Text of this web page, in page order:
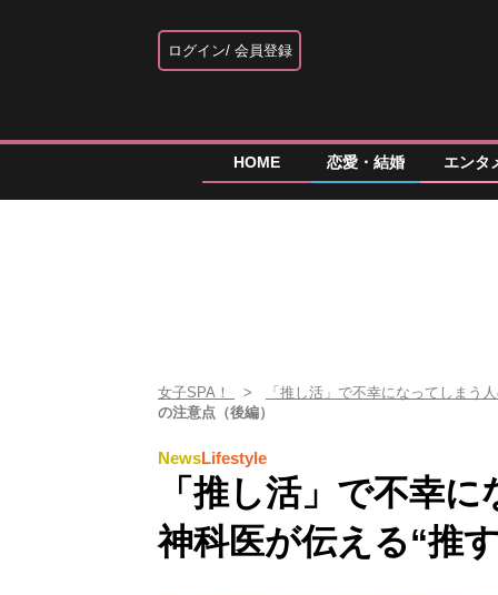
ログイン 会員登録
HOME 恋愛・結婚 エンタ
女子SPA！
「推し活」で不幸になってしまう
の注意点（後編）
NewsLifestyle
「推し活」で不幸
神科医が伝える“推